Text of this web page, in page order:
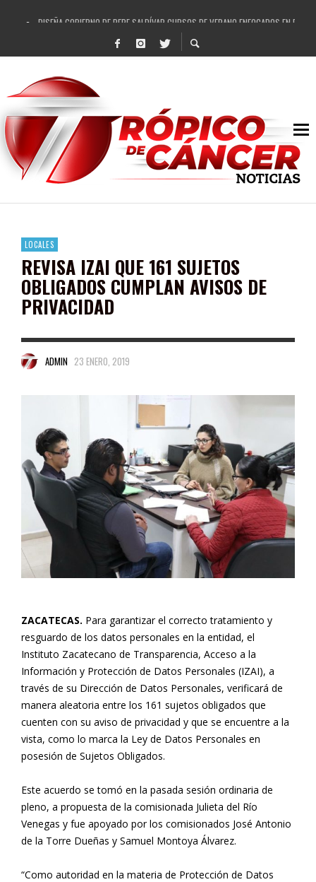
DISEÑA GOBIERNO DE PEPE SALDÍVAR CURSOS DE VERANO ENFOCADOS EN
REFRENDAN LOS 28 DELEGADOS Y 14 COMISARIADOS DE GUADALUPE APOYO A
FORTALECE GOBIERNO DE PEPE SALDÍVAR LA EDUCACIÓN EN LA ZACATECANA
GOBIERNO DE PEPE SALDÍVAR Y GRUPO FEMSA GENERAN MÁS DE 3 MIL EMPLEOS
CUARTA FERIA EXPO AGROPECUARIA TRAJO BENEFICIO DIRECTO A GUADALUPE:
RECONOCE PEPE SALDÍVAR A ARTISTA ZACATECANA VICTORIA HERNÁNDEZ
EGRESA GOBIERNO DE PEPE SALDÍVAR A 500 NUEVAS EMPRESARIAS
SON MUJERES GUADALUPENSES PRINCIPALES BENEFICIADAS DEL PROGRAMA
LOCALES
REVISA IZAI QUE 161 SUJETOS
OBLIGADOS CUMPLAN AVISOS DE
PRIVACIDAD
ADMIN 23 ENERO, 2019
ZACATECAS. Para garantizar el correcto tratamiento y
resguardo de los datos personales en la entidad, el
Instituto Zacatecano de Transparencia, Acceso a la
Información y Protección de Datos Personales (IZAI), a
través de su Dirección de Datos Personales, verificará de
manera aleatoria entre los 161 sujetos obligados que
cuenten con su aviso de privacidad y que se encuentre a la
vista, como lo marca la Ley de Datos Personales en
posesión de Sujetos Obligados.
Este acuerdo se tomó en la pasada sesión ordinaria de
pleno, a propuesta de la comisionada Julieta del Río
Venegas y fue apoyado por los comisionados José Antonio
de la Torre Dueñas y Samuel Montoya Álvarez.
“Como autoridad en la materia de Protección de Datos